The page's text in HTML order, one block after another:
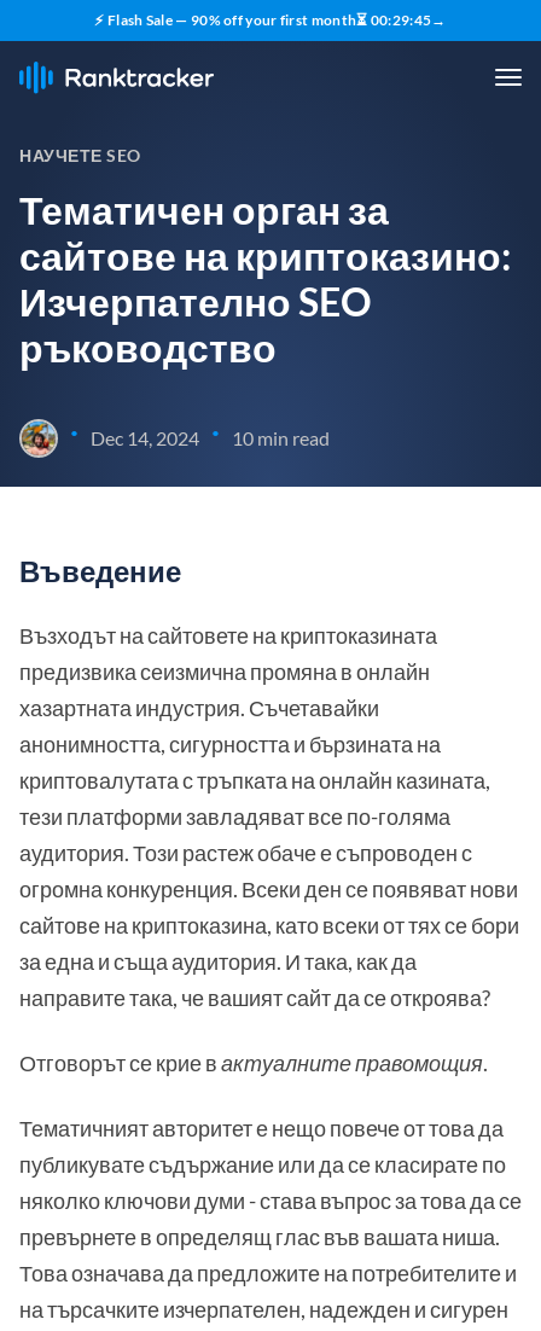
⚡ Flash Sale — 90% off your first month⏳ 00:29:44→
НАУЧЕТЕ SEO
Тематичен орган за
сайтове на криптоказино:
Изчерпателно SEO
ръководство
• Dec 14, 2024 • 10 min read
Въведение
Възходът на сайтовете на криптоказината
предизвика сеизмична промяна в онлайн
хазартната индустрия. Съчетавайки
анонимността, сигурността и бързината на
криптовалутата с тръпката на онлайн казината,
тези платформи завладяват все по-голяма
аудитория. Този растеж обаче е съпроводен с
огромна конкуренция. Всеки ден се появяват нови
сайтове на криптоказина, като всеки от тях се бори
за една и съща аудитория. И така, как да
направите така, че вашият сайт да се откроява?
Отговорът се крие вактуалните правомощия.
Тематичният авторитет е нещо повече от това да
публикувате съдържание или да се класирате по
няколко ключови думи - става въпрос за това да се
превърнете в определящ глас във вашата ниша.
Това означава да предложите на потребителите и
на търсачките изчерпателен, надежден и сигурен